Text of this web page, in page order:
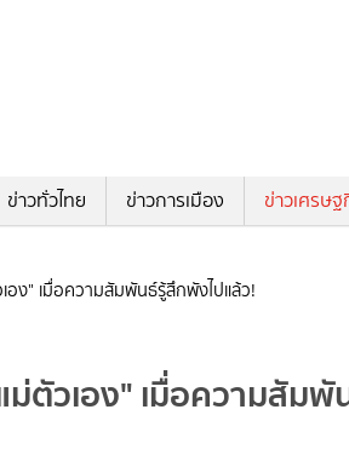
ข่าวทั่วไทย ข่าวการเมือง ข่าวเศรษ
อง" เมื่อความสัมพันธ์รู้สึกพังไปแล้ว!
ม่ตัวเอง" เมื่อความสัมพั